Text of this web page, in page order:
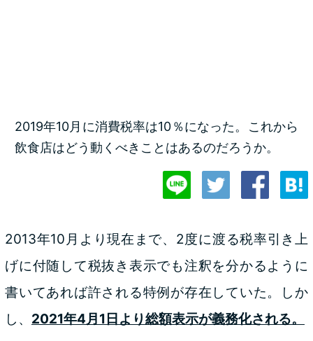
2019年10月に消費税率は10％になった。これから
飲食店はどう動くべきことはあるのだろうか。
2013年10月より現在まで、2度に渡る税率引き上
げに付随して税抜き表示でも注釈を分かるように
書いてあれば許される特例が存在していた。しか
し、 2021年4月1日より総額表示が義務化される。